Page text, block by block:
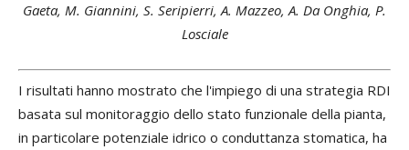
Gaeta, M. Giannini, S. Seripierri, A. Mazzeo, A. Da Onghia, P.
Losciale
I risultati hanno mostrato che l'impiego di una strategia RDI
basata sul monitoraggio dello stato funzionale della pianta,
in particolare potenziale idrico o conduttanza stomatica, ha